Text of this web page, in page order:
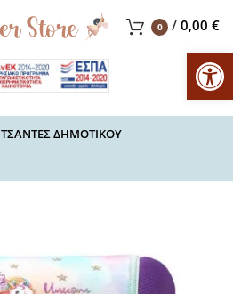
0 / 0,00 €
ΤΣΑΝΤΕΣ ΔΗΜΟΤΙΚΟΥ